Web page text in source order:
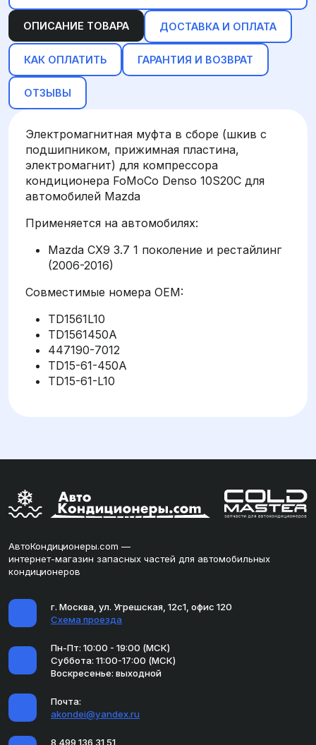
ОПИСАНИЕ ТОВАРА ДОСТАВКА И ОПЛАТА
КАК ОПЛАТИТЬ ГАРАНТИЯ И ВОЗВРАТ
ОТЗЫВЫ
Электромагнитная муфта в сборе (шкив с
подшипником, прижимная пластина,
электромагнит) для компрессора
кондиционера FoMoCo Denso 10S20C для
автомобилей Mazda
Применяется на автомобилях:
Mazda CX9 3.7 1 поколение и рестайлинг
(2006-2016)
Совместимые номера OEM:
TD1561L10
TD1561450A
447190-7012
TD15-61-450A
TD15-61-L10
АвтоКондиционеры.com —
интернет-магазин запасных частей для автомобильных
кондиционеров
г. Москва, ул. Угрешская, 12с1, офис 120
Схема проезда
Пн-Пт: 10:00 - 19:00 (МСК)
Суббота: 11:00-17:00 (МСК)
Воскресенье: выходной
Почта:
akondei@yandex.ru
8 499 136 31 51